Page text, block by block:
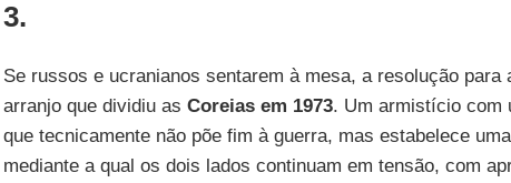
3.
Se russos e ucranianos sentarem à mesa, a resolução para
arranjo que dividiu as Coreias em 1973. Um armistício com
que tecnicamente não põe fim à guerra, mas estabelece
mediante a qual os dois lados continuam em tensão, com